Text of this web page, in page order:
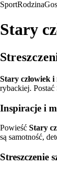
SportRodzina
Stary
Stary człowiek i
rybackiej. Postać
Inspiracje i
Powieść Stary
są samotność,
Streszczenie